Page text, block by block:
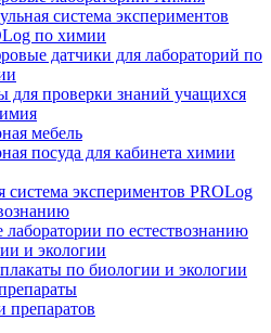
система экспериментов
по химии
датчики для лабораторий по
для проверки знаний учащихся
мебель
посуда для кабинета химии
система экспериментов PROLog
по естествознанию
и экологии
по биологии и экологии
препаратов